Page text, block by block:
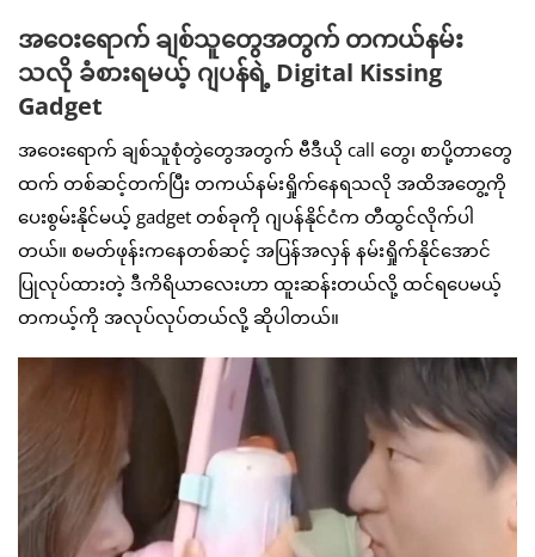
အဝေးရောက် ချစ်သူတွေအတွက် တကယ်နမ်း
သလို ခံစားရမယ့် ဂျပန်ရဲ့ Digital Kissing
Gadget
အဝေးရောက် ချစ်သူစုံတွဲတွေအတွက် ဗီဒီယို call တွေ၊ စာပို့တာတွေ
ထက် တစ်ဆင့်တက်ပြီး တကယ်နမ်းရှိုက်နေရသလို အထိအတွေ့ကို
ပေးစွမ်းနိုင်မယ့် gadget တစ်ခုကို ဂျပန်နိုင်ငံက တီထွင်လိုက်ပါ
တယ်။ စမတ်ဖုန်းကနေတစ်ဆင့် အပြန်အလှန် နမ်းရှိုက်နိုင်အောင်
ပြုလုပ်ထားတဲ့ ဒီကိရိယာလေးဟာ ထူးဆန်းတယ်လို့ ထင်ရပေမယ့်
တကယ့်ကို အလုပ်လုပ်တယ်လို့ ဆိုပါတယ်။